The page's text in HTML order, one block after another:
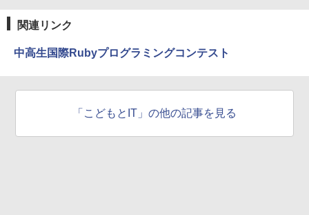
関連リンク
中高生国際Rubyプログラミングコンテスト
「こどもとIT」の他の記事を見る